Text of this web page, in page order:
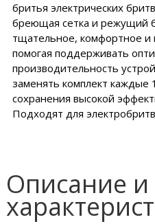
бритья электрических
бреющая сетка и режущий
тщательное, комфортное и
помогая поддерживать
производительность
заменять комплект каждые
сохранения высокой
Подходят для
Описание и